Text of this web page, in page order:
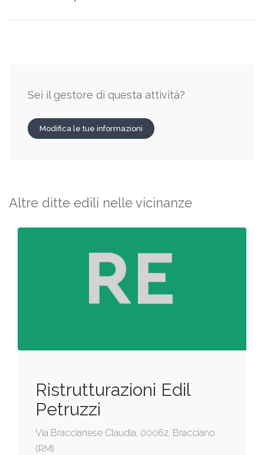
Sei il gestore di questa attività?
Modifica le tue informazioni
Altre ditte edili nelle vicinanze
Ristrutturazioni Edil
Petruzzi
Via Braccianese Claudia, 00062, Bracciano
(RM)